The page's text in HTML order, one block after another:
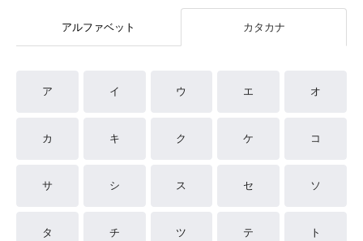
アルファベット カタカナ
ア イ ウ エ オ
カ キ ク ケ コ
サ シ ス セ ソ
タ チ ツ テ ト